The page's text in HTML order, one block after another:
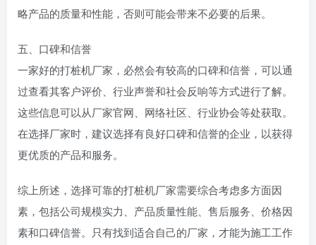
略产品的质量和性能，否则可能会带来不必要的后果。
五、口碑和信誉
一家好的打桩机厂家，必然会有较高的口碑和信誉，可以通
过查看其客户评价、行业声誉和社会反响等方式进行了解。
这些信息可以从厂家官网、网络社区、行业协会等处获取。
在选择厂家时，建议选择有良好口碑和信誉的企业，以获得
更优质的产品和服务。
综上所述，选择可靠的打桩机厂家需要综合考虑多方面因
素，包括公司规模实力、产品质量性能、售后服务、价格因
素和口碑信誉。只有找到适合自己的厂家，才能为施工工作